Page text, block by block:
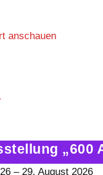
anschauen
„600
–29. August 2026